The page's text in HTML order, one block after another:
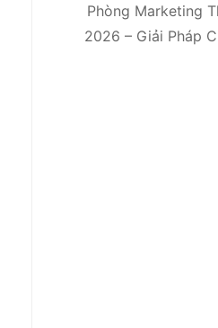
Phòng Marketing
2026 – Giải Pháp